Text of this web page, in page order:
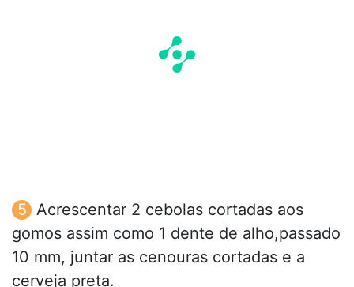
Acrescentar 2 cebolas cortadas aos
gomos assim como 1 dente de alho,passado
10 mm, juntar as cenouras cortadas e a
cerveja preta.